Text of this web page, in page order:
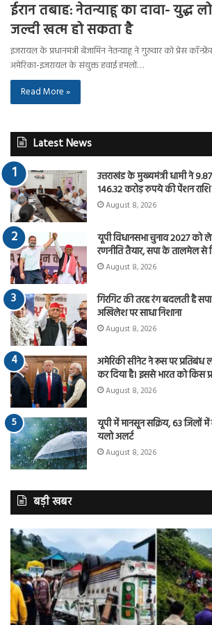
ईरान तबाह: नेतन्याहू का दावा- युद्ध
जल्दी खत्म हो सकता है
इजरायल के प्रधानमंत्री बेंजामिन नेतन्याहू ने गुरुवार को प्रेस
अमेरिका-इजरायल के संयुक्त हवाई हमलों…
Read More »
Latest News
उत्तराखंड के मुख्यमंत्री धामी ने
146.32 करोड़ रुपये की पेंशन राशि
August 8, 2026
यूपी विधानसभा चुनाव 2027 को
रणनीति तैयार, सपा के तालमेल से
August 8, 2026
गिरगिट की तरह रंग बदलती है
अखिलेश पर साधा निशाना
August 8, 2026
अमेरिकी सीनेट ने रूस पर प्रतिबंध
कर दिया है। इससे भारत को किस
August 8, 2026
यूपी में मानसून सक्रिय, 63 जिलों में
यलो अलर्ट
August 8, 2026
बड़ी खबर